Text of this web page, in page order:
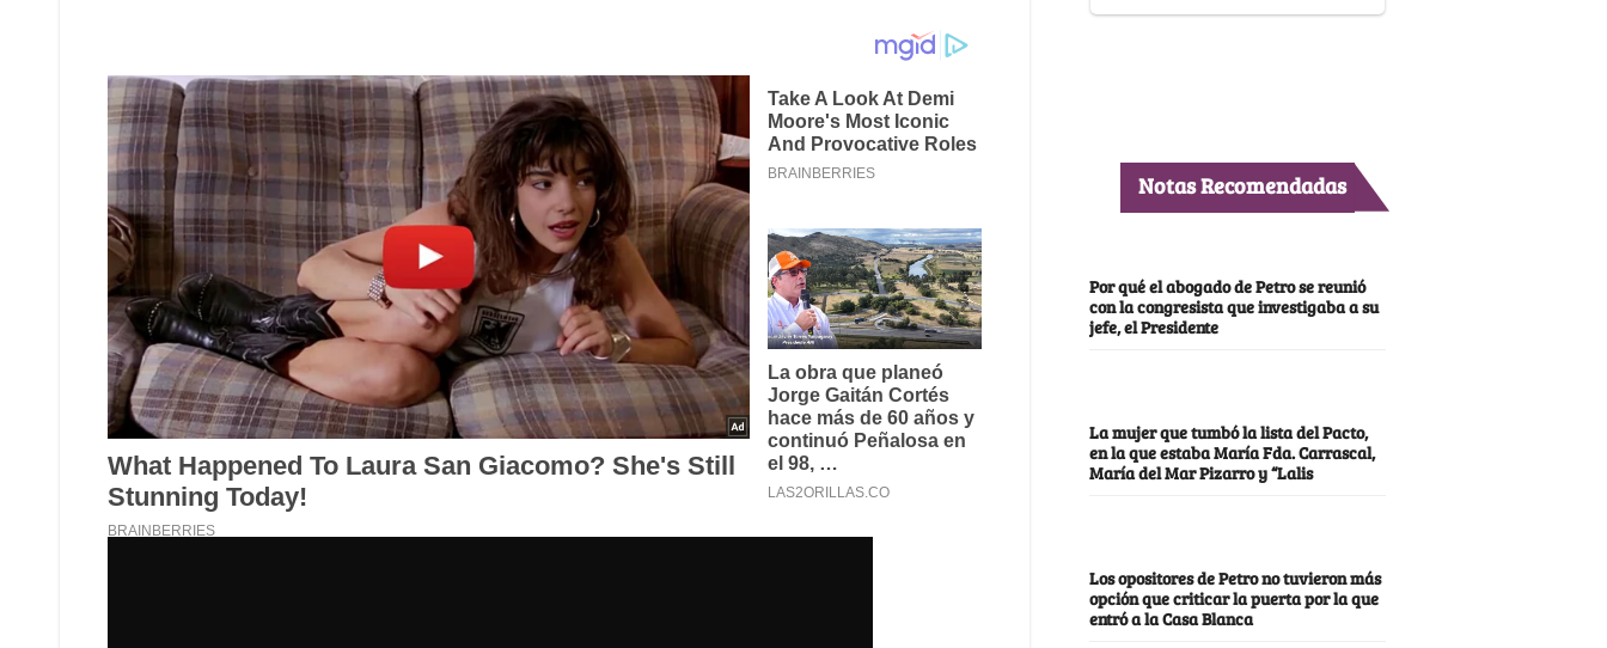
Notas Recomendadas
Por qué el abogado de Petro se reunió
con la congresista que investigaba a su
jefe, el Presidente
La mujer que tumbó la lista del Pacto,
en la que estaba María Fda. Carrascal,
María del Mar Pizarro y “Lalis
Los opositores de Petro no tuvieron más
opción que criticar la puerta por la que
entró a la Casa Blanca